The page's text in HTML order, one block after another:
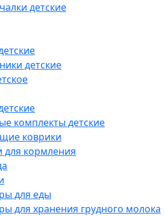
детские
детские
комплекты детские
коврики
для кормления
для еды
для хранения грудного молока